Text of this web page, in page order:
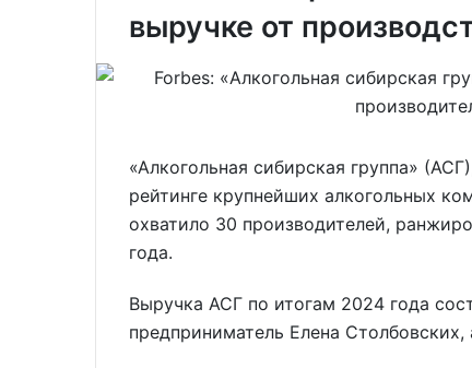
выручке от
«Алкогольная сибирская группа»
рейтинге крупнейших алкогольных
охватило 30 производителей,
года.
Выручка АСГ по итогам 2024 года
предприниматель Елена